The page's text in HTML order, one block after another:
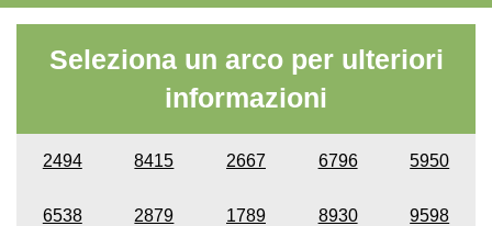
Seleziona un arco per ulteriori
informazioni
2494 8415 2667 6796 5950
6538 2879 1789 8930 9598